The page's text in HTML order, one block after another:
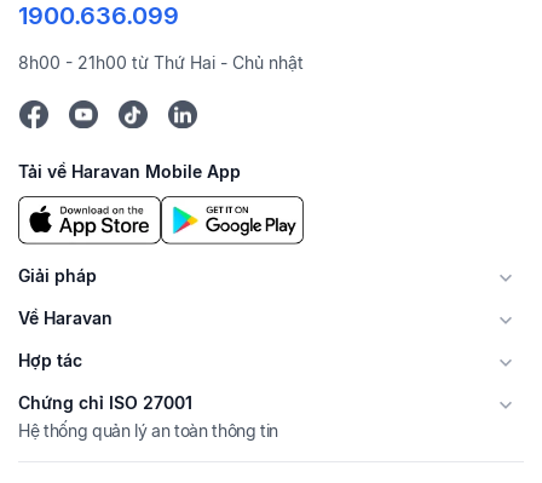
1900.636.099
8h00 - 21h00 từ Thứ Hai - Chủ nhật
Tải về Haravan Mobile App
Giải pháp
Về Haravan
Hợp tác
Chứng chỉ ISO 27001
Hệ thống quản lý an toàn thông tin